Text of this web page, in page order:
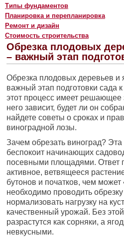
Типы фундаментов
Планировка и перепланировка
Ремонт и дизайн
Стоимость строительства
Обрезка плодовых
– важный этап
Обрезка плодовых деревьев и
важный этап подготовки сада
этот процесс имеет решающее
него зависит, будет ли он
найдете советы о сроках и
виноградной лозы.
Зачем обрезать виноград?
беспокоит начинающих
посевными площадями. Ответ
активное, ветвящееся
бутонов и початков, чем
необходимо проводить
нормализовать нагрузку на
качественный урожай. Без
разрастутся как сорняки, а
невкусными.